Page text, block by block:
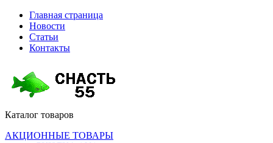
Главная страница
Новости
Статьи
Контакты
Каталог товаров
АКЦИОННЫЕ ТОВАРЫ